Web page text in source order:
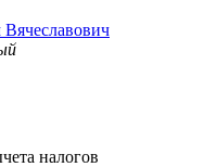
налогов